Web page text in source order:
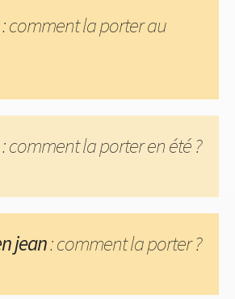
: comment la porter au
: comment la porter en été ?
jean: comment la porter ?